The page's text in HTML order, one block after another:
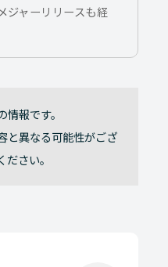
ジャーリリースも経
報です。
と異なる可能性がござ
さい。